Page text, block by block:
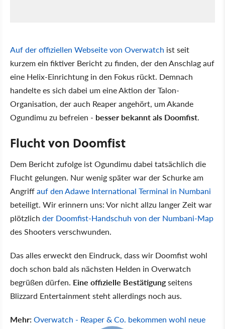
Auf der offiziellen Webseite von Overwatch ist seit
kurzem ein fiktiver Bericht zu finden, der den Anschlag auf
eine Helix-Einrichtung in den Fokus rückt. Demnach
handelte es sich dabei um eine Aktion der Talon-
Organisation, der auch Reaper angehört, um Akande
Ogundimu zu befreien - besser bekannt als Doomfist.
Flucht von Doomfist
Dem Bericht zufolge ist Ogundimu dabei tatsächlich die
Flucht gelungen. Nur wenig später war der Schurke am
Angriffauf den Adawe International Terminal in Numbani
beteiligt. Wir erinnern uns: Vor nicht allzu langer Zeit war
plötzlich der Doomfist-Handschuh von der Numbani-Map
des Shooters verschwunden.
Das alles erweckt den Eindruck, dass wir Doomfist wohl
doch schon bald als nächsten Helden in Overwatch
begrüßen dürfen. Eine offizielle Bestätigungseitens
Blizzard Entertainment steht allerdings noch aus.
Mehr:Overwatch - Reaper & Co. bekommen wohl neue